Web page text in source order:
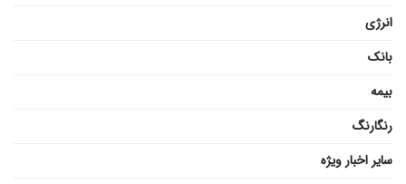
انرژی
بانک
بیمه
رنگارنگ
سایر اخبار ویژه